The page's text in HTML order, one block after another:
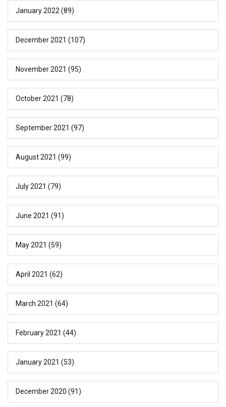
January 2022 (89)
December 2021 (107)
November 2021 (95)
October 2021 (78)
September 2021 (97)
August 2021 (99)
July 2021 (79)
June 2021 (91)
May 2021 (59)
April 2021 (62)
March 2021 (64)
February 2021 (44)
January 2021 (53)
December 2020 (91)